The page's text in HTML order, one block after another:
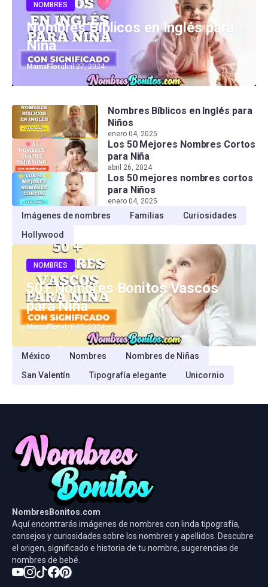
NOMBRES
Nombres Bíblicos en Inglés para
Niña
MamaFlorabril 27, 2024
Nombres Bíblicos en Inglés para
Niños
enero 04, 2025
Los 50 Mejores Nombres Cortos
para Niña
abril 26, 2024
Los 50 mejores nombres cortos
para Niños
enero 04, 2025
Imágenes de nombres Familias
Curiosidades
Hollywood
NOMBRES
50+ Nombres Bonitos Vascos
para Niña
MamaFlorabril 25, 2024
México Nombres
Nombres de Niñas
San Valentín
Tipografía elegante Unicornio
NombresBonitos.com
Aquí encontrarás imágenes de nombres con linda tipografía,
consejos y curiosidades sobre los nombres y apellidos. Descubre
el origen, significado e historia de tu nombre, sugerencias de
nombres de bebé.